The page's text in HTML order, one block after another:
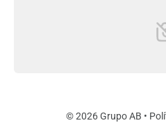
© 2026 Grupo AB •